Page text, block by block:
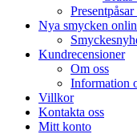
Nya smycken
Kundrecensioner
Om oss
Information
Villkor
Kontakta oss
Mitt konto